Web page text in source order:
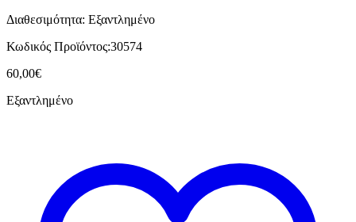
Διαθεσιμότητα: Εξαντλημένο
Κωδικός Προϊόντος:30574
60,00€
Εξαντλημένο